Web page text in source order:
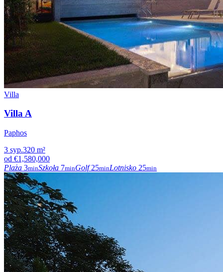
Villa
Villa A
Paphos
3 syp.320 m²
od €1,580,000
Plaża 3minSzkoła 7minGolf 25minLotnisko 25min